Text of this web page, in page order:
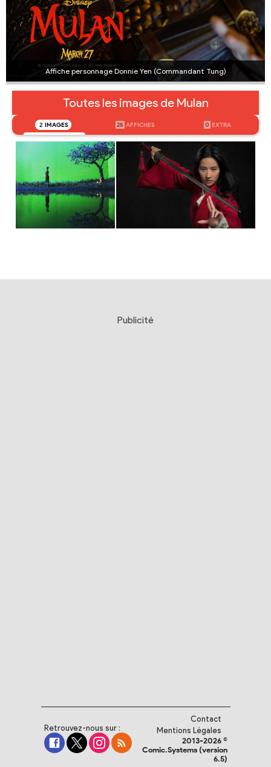
Affiche personnage Donnie Yen (Commandant Tung)
Toutes les images de Mulan
2 IMAGES 25 AFFICHES 0 EXTRA
Publicité
Retrouvez-nous sur :
Contact
Mentions Légales
2013-2026 ©
Comic.Systems (version
6.5)